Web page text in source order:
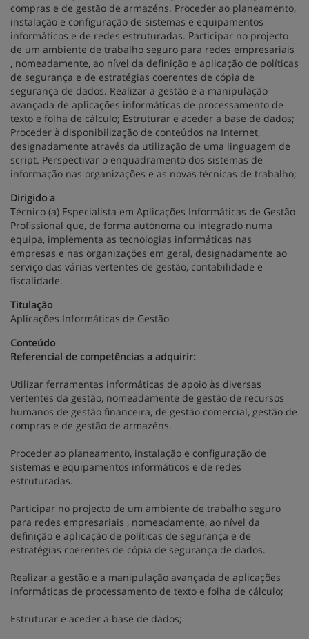
compras e de gestão de armazéns. Proceder ao planeamento,
instalação e configuração de sistemas e equipamentos
informáticos e de redes estruturadas. Participar no projecto
de um ambiente de trabalho seguro para redes empresariais
, nomeadamente, ao nível da definição e aplicação de políticas
de segurança e de estratégias coerentes de cópia de
segurança de dados. Realizar a gestão e a manipulação
avançada de aplicações informáticas de processamento de
texto e folha de cálculo; Estruturar e aceder a base de dados;
Proceder à disponibilização de conteúdos na Internet,
designadamente através da utilização de uma linguagem de
script. Perspectivar o enquadramento dos sistemas de
informação nas organizações e as novas técnicas de trabalho;
Dirigido a
Técnico (a) Especialista em Aplicações Informáticas de Gestão
Profissional que, de forma autónoma ou integrado numa
equipa, implementa as tecnologias informáticas nas
empresas e nas organizações em geral, designadamente ao
serviço das várias vertentes de gestão, contabilidade e
fiscalidade.
Titulação
Aplicações Informáticas de Gestão
Conteúdo
Referencial de competências a adquirir:
Utilizar ferramentas informáticas de apoio às diversas
vertentes da gestão, nomeadamente de gestão de recursos
humanos de gestão financeira, de gestão comercial, gestão de
compras e de gestão de armazéns.
Proceder ao planeamento, instalação e configuração de
sistemas e equipamentos informáticos e de redes
estruturadas.
Participar no projecto de um ambiente de trabalho seguro
para redes empresariais , nomeadamente, ao nível da
definição e aplicação de políticas de segurança e de
estratégias coerentes de cópia de segurança de dados.
Realizar a gestão e a manipulação avançada de aplicações
informáticas de processamento de texto e folha de cálculo;
Estruturar e aceder a base de dados;